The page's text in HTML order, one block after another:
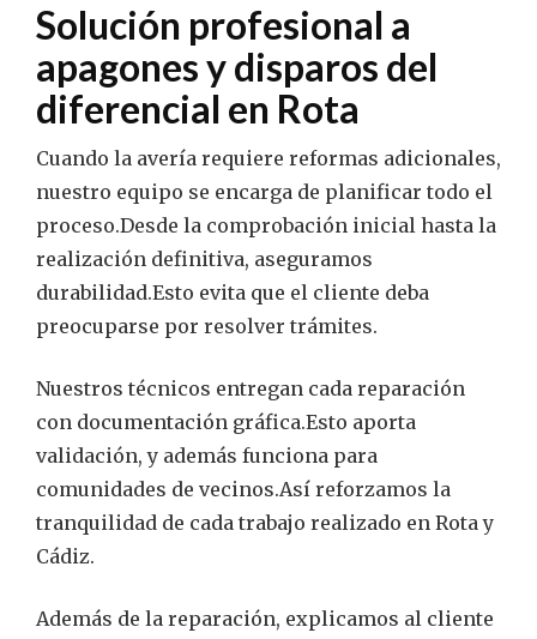
Solución profesional a
apagones y disparos del
diferencial en Rota
Cuando la avería requiere reformas adicionales,
nuestro equipo se encarga de planificar todo el
proceso.Desde la comprobación inicial hasta la
realización definitiva, aseguramos
durabilidad.Esto evita que el cliente deba
preocuparse por resolver trámites.
Nuestros técnicos entregan cada reparación
con documentación gráfica.Esto aporta
validación, y además funciona para
comunidades de vecinos.Así reforzamos la
tranquilidad de cada trabajo realizado en Rota y
Cádiz.
Además de la reparación, explicamos al cliente